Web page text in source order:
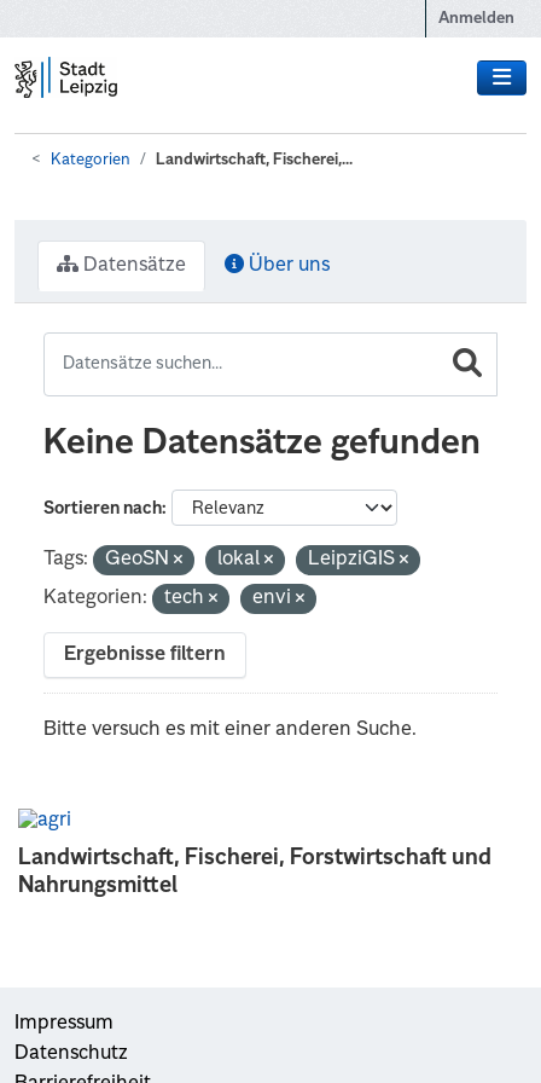
Anmelden
Kategorien Landwirtschaft, Fischerei,...
Landwirtschaft, Fischerei, Forstwirtschaft und
Nahrungsmittel
Datensätze Über uns
Keine Datensätze gefunden
Sortieren nach
Tags: GeoSN lokal
LeipziGIS
Kategorien:
tech envi
Ergebnisse filtern
Bitte versuch es mit einer anderen Suche.
Impressum
Datenschutz